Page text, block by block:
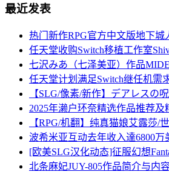
最近发表
热门新作RPG官方中文版地下
任天堂收购Switch移植工作室
七沢みあ（七泽美亚）作品
任天堂计划满足Switch继任机需
【SLG/像素/新作】デアレスの
2025年濑户环奈精选作品推荐及
【RPG/机翻】纯真猫娘艾露莎/
波希米亚互动去年收入達6800
[欧美SLG汉化动态]征服幻想
北条麻妃JUY-805作品简介与内